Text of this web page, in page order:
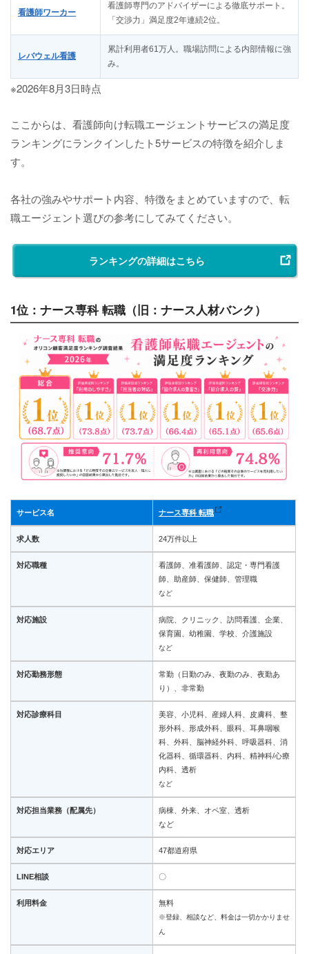
看護師ワーカー
看護師専門のアドバイザーによる徹底サポート。
「交渉力」満足度2年連続2位。
レバウェル看護
累計利用者61万人。職場訪問による内部情報に強
み。
※2026年8月3日時点
ここからは、看護師向け転職エージェントサービスの満足度
ランキングにランクインしたト5サービスの特徴を紹介しま
す。
各社の強みやサポート内容、特徴をまとめていますので、転
職エージェント選びの参考にしてみてください。
ランキングの詳細はこちら
1位：ナース専科 転職（旧：ナース人材バンク）
サービス名 ナース専科 転職
求人数 24万件以上
対応職種
看護師、准看護師、認定・専門看護
師、助産師、保健師、管理職
など
対応施設
病院、クリニック、訪問看護、企業、
保育園、幼稚園、学校、介護施設
など
対応勤務形態
常勤（日勤のみ、夜勤のみ、夜勤あ
り）、非常勤
対応診療科目
美容、小児科、産婦人科、皮膚科、整
形外科、形成外科、眼科、耳鼻咽喉
科、外科、脳神経外科、呼吸器科、消
化器科、循環器科、内科、精神科/心療
内科、透析
など
対応担当業務（配属先）
病棟、外来、オペ室、透析
など
対応エリア 47都道府県
LINE相談 〇
利用料金 無料
※登録、相談など、料金は一切かかりませ
ん